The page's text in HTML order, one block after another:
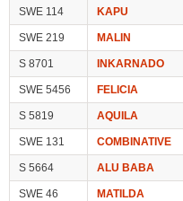
SWE 114 KAPU
SWE 219 MALIN
S 8701 INKARNADO
SWE 5456 FELICIA
S 5819 AQUILA
SWE 131 COMBINATIVE
S 5664 ALU BABA
SWE 46 MATILDA